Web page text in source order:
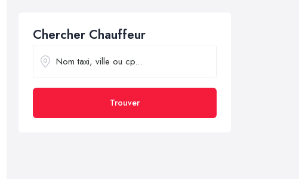
Chercher Chauffeur
Trouver